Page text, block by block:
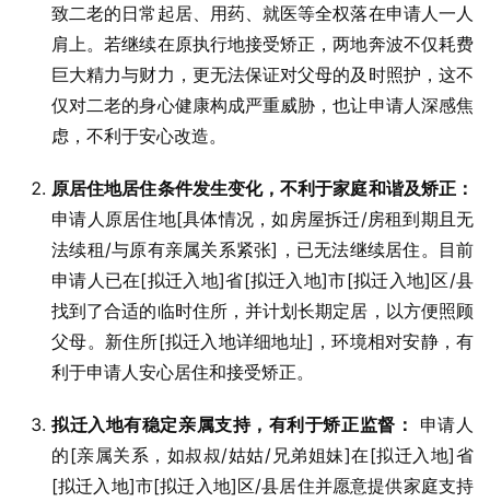
致二老的日常起居、用药、就医等全权落在申请人一人
肩上。若继续在原执行地接受矫正，两地奔波不仅耗费
巨大精力与财力，更无法保证对父母的及时照护，这不
仅对二老的身心健康构成严重威胁，也让申请人深感焦
虑，不利于安心改造。
原居住地居住条件发生变化，不利于家庭和谐及矫正：
申请人原居住地[具体情况，如房屋拆迁/房租到期且无
法续租/与原有亲属关系紧张]，已无法继续居住。目前
申请人已在[拟迁入地]省[拟迁入地]市[拟迁入地]区/县
找到了合适的临时住所，并计划长期定居，以方便照顾
父母。新住所[拟迁入地详细地址]，环境相对安静，有
利于申请人安心居住和接受矫正。
拟迁入地有稳定亲属支持，有利于矫正监督：
申请人
的[亲属关系，如叔叔/姑姑/兄弟姐妹]在[拟迁入地]省
[拟迁入地]市[拟迁入地]区/县居住并愿意提供家庭支持